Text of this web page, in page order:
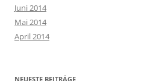
Juni 2014
Mai 2014
April 2014
NEUESTE BEITRÄGE